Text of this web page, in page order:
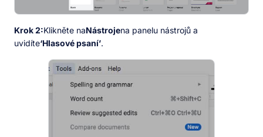
Krok 2:Klikněte naNástrojena panelu nástrojů a
uvidíte‘Hlasové psaní’.